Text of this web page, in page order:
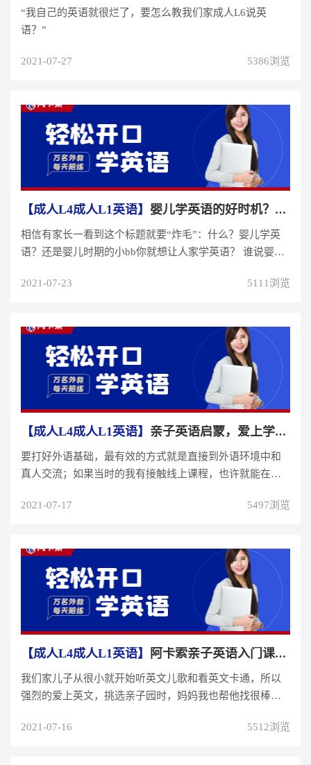
“我自己的英语就很烂了，要怎么教我们家成人L6说英
语？”
2021-07-27 5386浏览
【成人L4成人L1英语】 婴儿学英语的好时机？趁早不如学对！
相信有家长一看到这个标题就要“炸毛”：什么？婴儿学英
语？还是婴儿时期的小bb你就想让人家学英语？ 谁说婴儿
2021-07-23
5111浏览
【成人L4成人L1英语】 亲子英语启蒙，爱上学英语，先给学员成就感！
要打好外语基础，最有效的方式就是直接到外语环境中和
真人交流；如果当时的我有接触线上课程，也许就能在语
2021-07-17
5497浏览
【成人L4成人L1英语】 阿卡索亲子英语入门课程，零互动到零反感，走入学员...
我们家儿子从很小就开始听英文儿歌和看英文卡通，所以
强烈的爱上英文，挑选亲子园时，妈妈我也帮他找很棒的
2021-07-16
5512浏览